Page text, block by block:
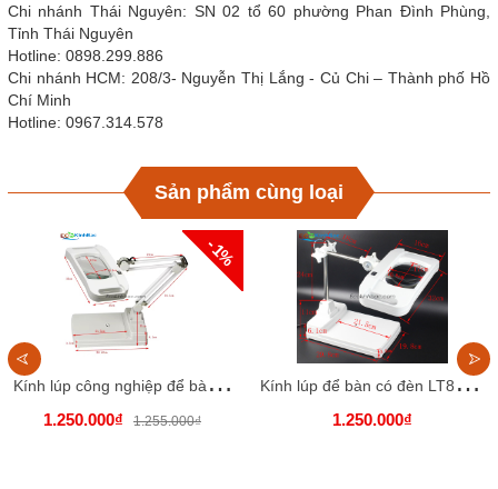
Chi nhánh Thái Nguyên: SN 02 tổ 60 phường Phan Đình Phùng,
Tỉnh Thái Nguyên
Hotline: 0898.299.886
Chi nhánh HCM: 208/3- Nguyễn Thị Lắng - Củ Chi – Thành phố Hồ
Chí Minh
Hotline: 0967.314.578
Sản phẩm cùng loại
- 1%
K
ính lúp công nghiệp để bàn LT86I. Thấu kính trắng, góc quan sát to, rộng
1.250.000₫ 1.255.000₫
K
ính lúp để bàn có đèn LT86H, thấu kính trắng
1.250.000₫